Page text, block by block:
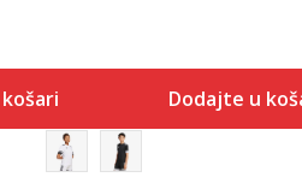
Dodajte u